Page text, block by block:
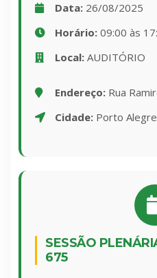
Data: 26/08/2025
Horário: 09:00 às
Local: AUDITÓRIO
Endereço: Rua
Cidade: Porto
SESSÃO
675